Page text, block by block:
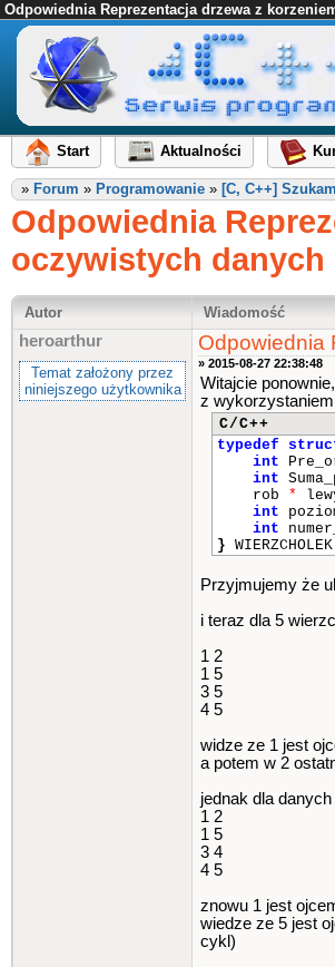
Odpowiednia Reprezentacja drzewa z
Start Aktualności
» Forum » Programowanie » [C, C++]
Odpowiednia
oczywistych danych
Autor
Wiadomość
heroarthur
Temat założony przez
niniejszego użytkownika
Odpowiednia
» 2015-08-27 22:38:48
Witajcie
z
C/C++
typedef
int
int
rob *
int
int
} WIERZCHOLEK
Przyjmujemy że
i teraz dla 5
1 2
1 5
3 5
4 5
widze ze 1 jest
a potem w 2
jednak dla danych
1 2
1 5
3 4
4 5
znowu 1 jest
wiedze ze 5 jest
cykl)